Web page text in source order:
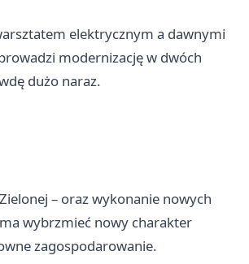
elektrycznym a dawnymi
modernizację w dwóch
dużo naraz.
– oraz wykonanie nowych
wybrzmieć nowy charakter
zagospodarowanie.